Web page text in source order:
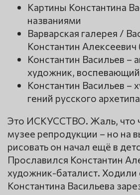
Картины Константина
названиями
Варварская галерея /
Константин
Константин Васильев –
художник,
Константин Васильев –
гений русского архетипа
Это ИСКУССТВО. Жаль, что
музее репродукции – но на
рисовать он начал ещё в
Прославился Константин
художник-баталист. Ходили
Константина Васильева